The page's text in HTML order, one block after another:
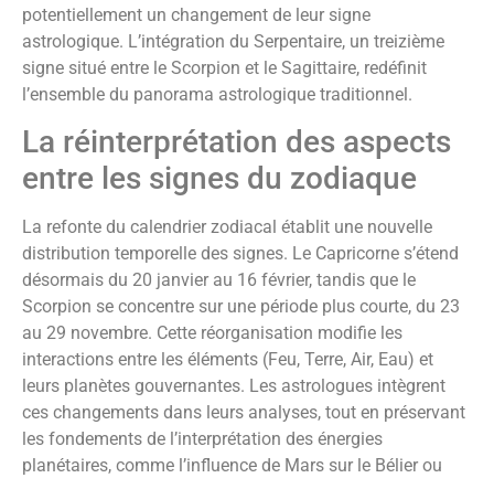
potentiellement un changement de leur signe
astrologique. L’intégration du Serpentaire, un treizième
signe situé entre le Scorpion et le Sagittaire, redéfinit
l’ensemble du panorama astrologique traditionnel.
La réinterprétation des aspects
entre les signes du zodiaque
La refonte du calendrier zodiacal établit une nouvelle
distribution temporelle des signes. Le Capricorne s’étend
désormais du 20 janvier au 16 février, tandis que le
Scorpion se concentre sur une période plus courte, du 23
au 29 novembre. Cette réorganisation modifie les
interactions entre les éléments (Feu, Terre, Air, Eau) et
leurs planètes gouvernantes. Les astrologues intègrent
ces changements dans leurs analyses, tout en préservant
les fondements de l’interprétation des énergies
planétaires, comme l’influence de Mars sur le Bélier ou